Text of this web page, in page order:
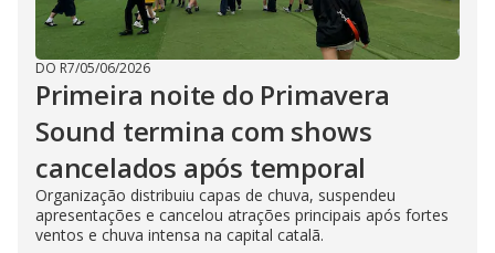
DO R7/05/06/2026
Primeira noite do Primavera
Sound termina com shows
cancelados após temporal
Organização distribuiu capas de chuva, suspendeu
apresentações e cancelou atrações principais após fortes
ventos e chuva intensa na capital catalã.